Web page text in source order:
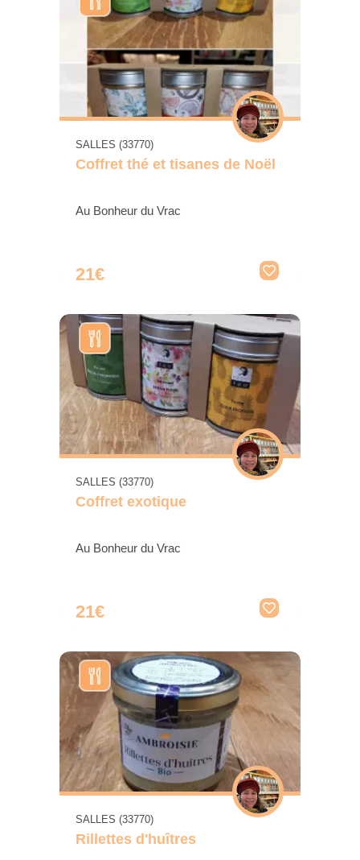
SALLES (33770)
Coffret thé et tisanes de Noël
Au Bonheur du Vrac
21€
SALLES (33770)
Coffret exotique
Au Bonheur du Vrac
21€
SALLES (33770)
Rillettes d'huîtres